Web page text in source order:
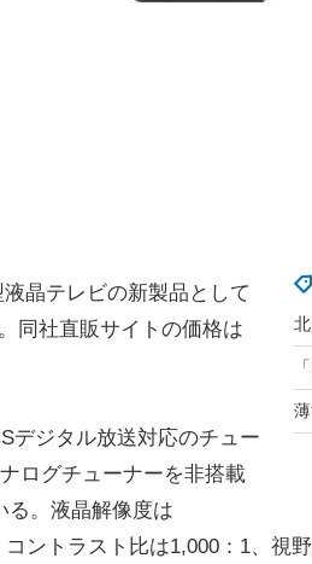
晶テレビの新製品として
同社直販サイトの価格は
デジタル放送対応のチュー
ログチューナーを非搭載
る。液晶解像度は
ントラスト比は1,000：1、視